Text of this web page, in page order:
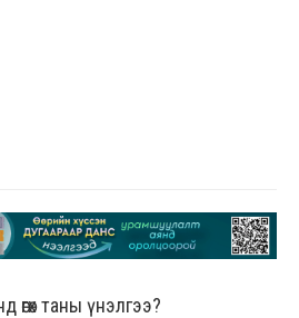
өгөх таны үнэлгээ?